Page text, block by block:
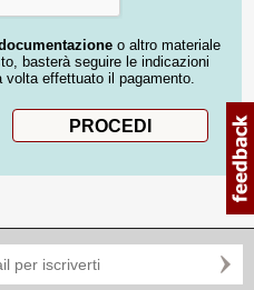
o altro materiale
basterà seguire le indicazioni
effettuato il pagamento.